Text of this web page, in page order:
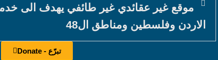
موقع غير عقائدي غير طائفي يهدف الى
الاردن وفلسطين ومناطق ال48
تبرّع - Donate